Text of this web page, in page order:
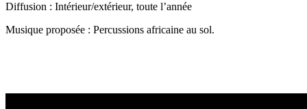
Diffusion : Intérieur/extérieur, toute l’année
Musique proposée : Percussions africaine au sol.